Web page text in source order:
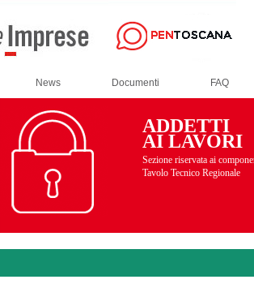
News Documenti FAQ
ADDETTI
AI LAVORI
Sezione riservata ai
Tavolo Tecnico Regionale